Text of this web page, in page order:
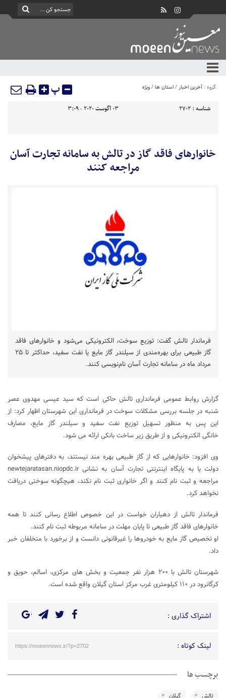
گروه : آخرین اخبار/استان ها/ویژه پ
شناسه : 2702 03 آگوست 2020 - 3:09
خانوارهای فاقد گاز در تالش به سامانه تجارت آسان
مراجعه کنند
فرماندار تالش گفت: توزیع سوخت، الکترونیکی می‌شود و خانوارهای فاقد
گاز طبیعی برای بهره‌مندی از سیلندر گاز مایع یا نفت سفید، حداکثر تا ۲۵
مرداد ماه در سامانه تجارت آسان نام‌نویسی کنند.
گزارش روابط عمومی فرمانداری تالش حاکی است که سید عیسی مهدوی عصر
شنبه در جلسه بررسی مشکلات سوخت در فرمانداری این شهرستان اظهار کرد: از
این پس به منظور تسهیل توزیع نفت سفید و سیلندر گاز مایع، مصارف
خانگی الکترونیکی و از طریق زیر ساخت بانکی ارائه می شود.
وی افزود: خانوارهایی که از گاز طبیعی بهره مند نیستند، به دفترهای پیشخوان
دولت یا به پایگاه اینترنتی تجارت آسان به نشانی newtejaratasan.niopdc.ir
مراجعه و ثبت نام کنند و اگر خانواری ثبت نام نکند، هیچگونه سوختی دریافت
نخواهد کرد.
فرماندار تالش از دهیاران خواست در این خصوص اطلاع رسانی کنند تا همه
خانوارهای فاقد گاز طبیعی تا پایان مهلت در سامانه مربوطه ثبت نام کنند.
او تخصیص گاز مایع به خودروها را غیرقانونی دانست و از برخورد با متخلفان خبر
داد.
شهرستان تالش با ۲۰۰ هزار نفر جمعیت و بخش های مرکزی، اسالم، حویق و
کرگانرود در ۱۱۰ کیلومتری غرب مرکز استان گیلان واقع شده است.
اشتراک گذاری :
لینک کوتاه : https://moeennews.ir/?p=2702
برچسب ها
تالش گیلان